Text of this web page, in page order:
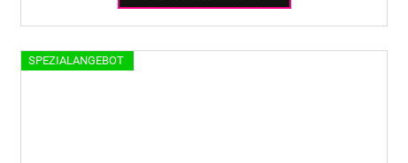
SPEZIALANGEBOT